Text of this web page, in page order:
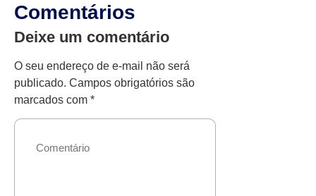
Comentários
Deixe um comentário
O seu endereço de e-mail não será
publicado. Campos obrigatórios são
marcados com *